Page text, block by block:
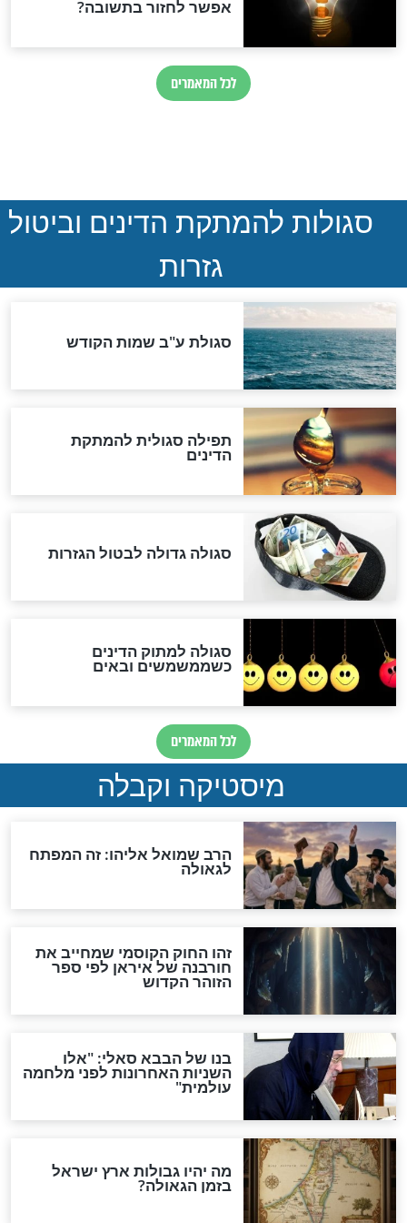
ההסכם החשאי של טראמפ
ואיראן: בלי שקיפות ועם הרבה
המסמך האבוד שנחשף
במרתפי מוסקבה: כתב היד
הנדיר של הרשב"ם התגלה
"מודה לקב"ה על כל השנים"
לכל המאמרים
אחרית הימים
האם אפשר לחשב את הקץ?
מה יהיה בימות המשיח?
"לפני הגאולה תהיה אפיקורסות
והכחשה גדולה מאוד של
האמונה"
האם לאחר בוא המשיח יהיה
אפשר לחזור בתשובה?
לכל המאמרים